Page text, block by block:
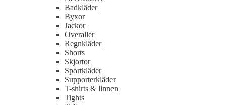
Badkläder
Byxor
Jackor
Overaller
Regnkläder
Shorts
Skjortor
Sportkläder
Supporterkläder
T-shirts & linnen
Tights